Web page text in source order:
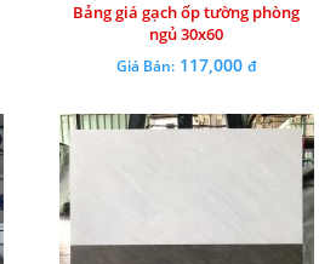
Bảng giá gạch ốp tường phòng
ngủ 30x60
Giá Bán:117,000 đ